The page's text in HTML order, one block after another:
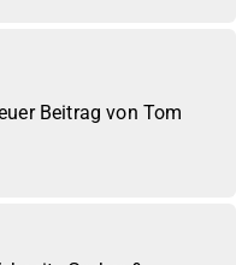
Beitrag von Tom